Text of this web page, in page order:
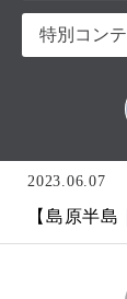
2023.06.07